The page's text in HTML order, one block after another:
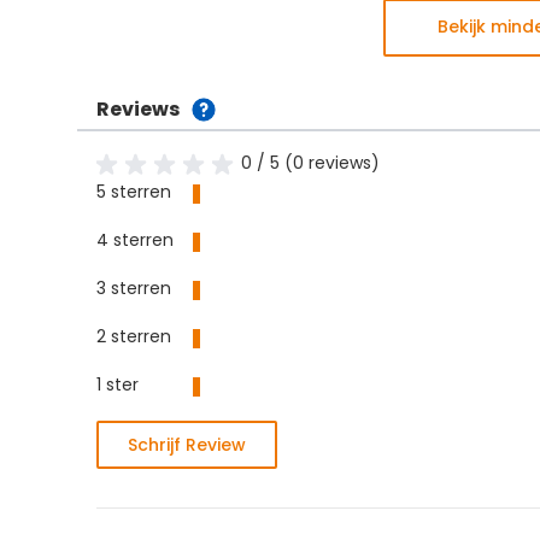
Bekijk
Reviews
0 / 5 (0 reviews)
5 sterren
4 sterren
3 sterren
2 sterren
1 ster
Schrijf Review